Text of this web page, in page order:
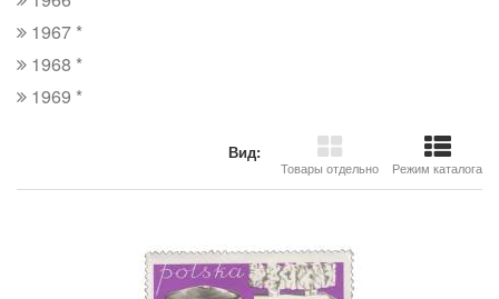
1967 *
1968 *
1969 *
Вид:
Товары отдельно Режим каталога